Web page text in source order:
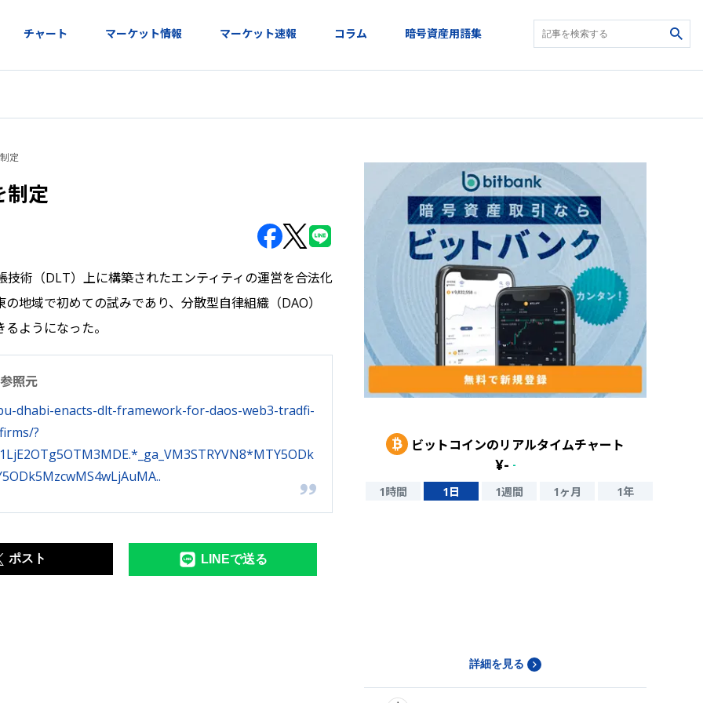
チャート マーケット情報 マーケット速報 コラム 暗号資産用語集
定
制定
術（DLT）上に構築されたエンティティの運営を合法化
地域で初めての試みであり、分散型自律組織（DAO）
ようになった。
参照元
dhabi-enacts-dlt-framework-for-daos-web3-tradfi-
?
ポスト LINEで送る
ビットコインのリアルタイムチャート
¥- -
1時間 1日 1週間 1ヶ月 1年
詳細を見る